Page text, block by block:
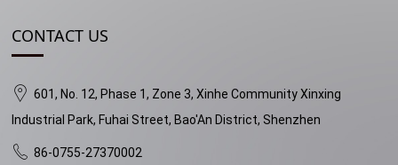
CONTACT US
601, No. 12, Phase 1, Zone 3, Xinhe Community Xinxing
Industrial Park, Fuhai Street, Bao'An District, Shenzhen
86-0755-27370002